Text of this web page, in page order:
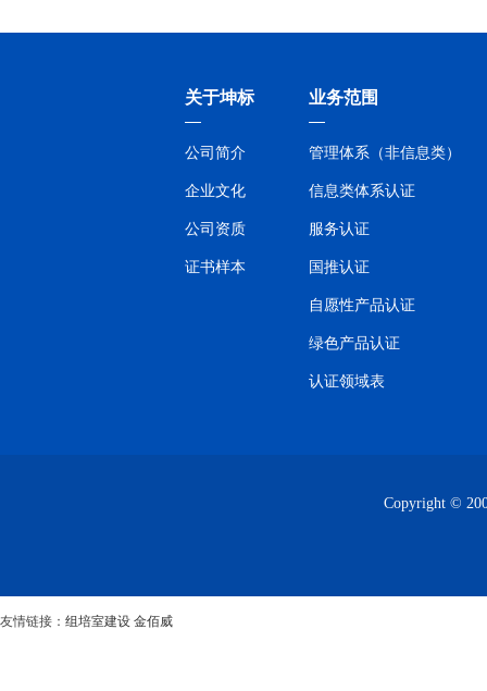
关于坤标
公司简介
企业文化
公司资质
证书样本
业务范围
管理体系（非信息类）
信息类体系认证
服务认证
国推认证
自愿性产品认证
绿色产品认证
认证领域表
Copyright ©
友情链接： 组培室建设 金佰威